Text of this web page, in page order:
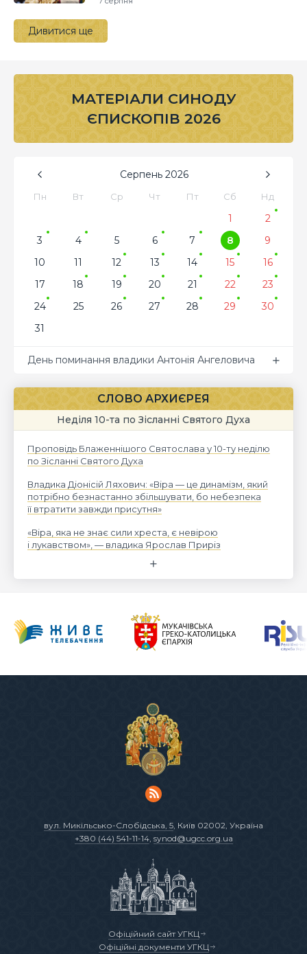
Дивитися ще
МАТЕРІАЛИ СИНОДУ
ЄПИСКОПІВ 2026
Серпень 2026
Пн Вт Ср Чт Пт Сб Нд
1
2
3
4 5 6 7 8
9
10
11 12 13 14 15
16
17
18 19 20 21 22
23
24
25 26 27 28 29
30
31
День поминання владики Антонія Ангеловича
СЛОВО АРХИЄРЕЯ
Неділя 10-та по Зісланні Святого Духа
Проповідь Блаженнішого Святослава у 10-ту неділю
по Зісланні Святого Духа
Владика Діонісій Ляхович: «Віра — це динамізм, який
потрібно безнастанно збільшувати, бо небезпека
її втратити завжди присутня»
«Віра, яка не знає сили хреста, є невірою
і лукавством», — владика Ярослав Приріз
вул. Микільсько-Слобідська, 5 , Київ 02002, Україна
+380 (44) 541-11-14, synod@ugcc.org.ua
Офіційний сайт УГКЦ
Офіційні документи УГКЦ